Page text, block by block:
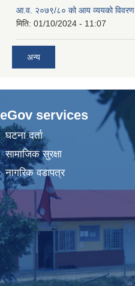
आ.व. २०७९/८० को आय व्ययको विवरण
मिति: 01/10/2024 - 11:07
अन्य
eGov services
घटना दर्ता
सामाजिक सुरक्षा
नागरिक वडापत्र